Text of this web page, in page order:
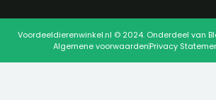
Voordeeldierenwinkel.nl © 2024. Onderdeel van
Algemene voorwaardenPrivacy